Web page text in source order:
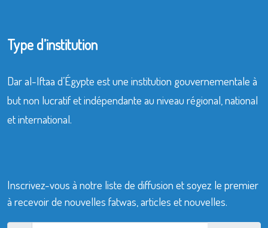
Type d’institution
Dar al-Iftaa d’Égypte est une institution gouvernementale à
but non lucratif et indépendante au niveau régional, national
et international.
Inscrivez-vous à notre liste de diffusion et soyez le premier
à recevoir de nouvelles fatwas, articles et nouvelles.